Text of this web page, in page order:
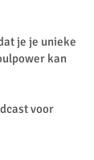
je je unieke
kan
voor